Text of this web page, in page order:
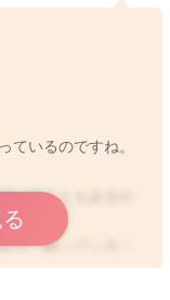
ているのですね。
いることもあるか
り、触っているこ